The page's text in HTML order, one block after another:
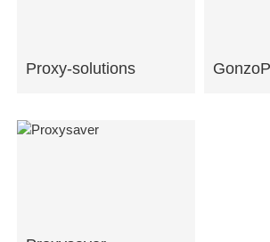
Proxy-solutions